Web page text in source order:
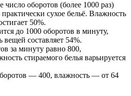
число оборотов (более 1000 раз)
практически сухое бельё. Влажность
50%.
до 1000 оборотов в минуту,
вещей составляет 54%.
за минуту равно 800,
стираемого белья варьируется
— 400, влажность — от 64